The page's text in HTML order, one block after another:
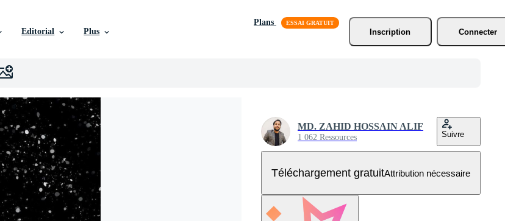
Editorial Plus
Plans
Inscription
Connecter
MD. ZAHID HOSSAIN ALIF
1 062 Ressources Suivre
Téléchargement gratuitAttribution nécessaire